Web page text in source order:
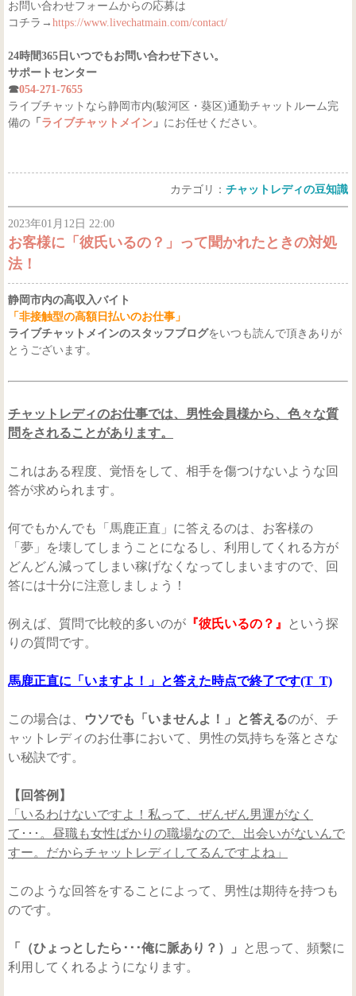
お問い合わせフォームからの応募は
コチラ→ https://www.livechatmain.com/contact/
24時間365日いつでもお問い合わせ下さい。
サポートセンター
☎054-271-7655
ライブチャットなら静岡市内(駿河区・葵区)通勤チャットルーム完
備の 「 ライブチャットメイン 」 にお任せください。
カテゴリ： チャットレディの豆知識
2023年01月12日 22:00
お客様に「彼氏いるの？」って聞かれたときの対処
法！
静岡市内の高収入バイト
「非接触型の高額日払いのお仕事」
ライブチャットメインのスタッフブログをいつも読んで頂きありが
とうございます。
チャットレディのお仕事では、男性会員様から、色々な質
問をされることがあります。
これはある程度、覚悟をして、相手を傷つけないような回
答が求められます。
何でもかんでも「馬鹿正直」に答えるのは、お客様の
「夢」を壊してしまうことになるし、利用してくれる方が
どんどん減ってしまい稼げなくなってしまいますので、回
答には十分に注意しましょう！
例えば、質問で比較的多いのが 『彼氏いるの？』
という探
りの質問です。
馬鹿正直に「いますよ！」と答えた時点で終了です(T_T)
この場合は、 ウソでも「いませんよ！」と答えるのが、チ
ャットレディのお仕事において、男性の気持ちを落とさな
い秘訣です。
【回答例】
「いるわけないですよ！私って、ぜんぜん男運がなく
て･･･。昼職も女性ばかりの職場なので、出会いがないんで
すー。だからチャットレディしてるんですよね」
このような回答をすることによって、男性は期待を持つも
のです。
「（ひょっとしたら･･･俺に脈あり？）」
と思って、頻繫に
利用してくれるようになります。